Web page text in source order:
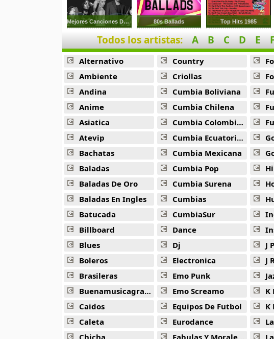
Akane Iro Ni Samoru Saka
26 músicas online
Akb0048
6 músicas online
Akikan
15 músicas online
Alejandro Arnais
3 músicas online
Amaenaideyo
26 músicas online
Amagami Ss
50 músicas online
Amatsuki
20 músicas online
Angel Beats
39 músicas online
36 músicas online
Angel Sanctuary
Mejores Canciones De 2023 80s Ballads Top Hits 1985
Todos los artistas: A B C D E
Alternativo
Ambiente
Andina
Anime
Asiatica
Atevip
Bachatas
Baladas
Baladas De Oro
Baladas En Ingles
Batucada
Billboard
Blues
Boleros
Brasileras
Buenamusicagratis
Caidos
Caleta
Chicha
Country
Criollas
Cumbia Boliviana
Cumbia Chilena
Cumbia Colombiana
Cumbia Ecuatoriana
Cumbia Mexicana
Cumbia Pop
Cumbia Surena
Cumbias
CumbiaSur
Dance
Dj
Electronica
Emo Punk
Emo Screamo
Equipos De Futbol
Eurodance
Fabulas Y Moralejas
J
J
K
K